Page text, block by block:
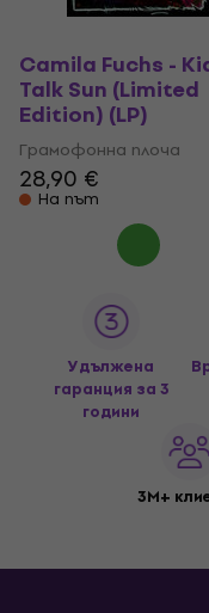
Camila Fuchs -
Talk Sun (Limited
Edition) (LP)
Грамофонна плоча
28,90 €
На път
Удължена
гаранция за 3
години
3M+